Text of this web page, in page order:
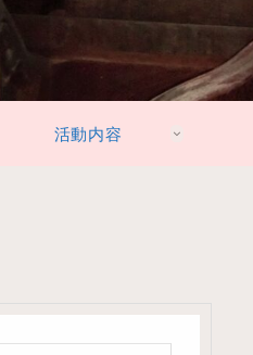
活動内容